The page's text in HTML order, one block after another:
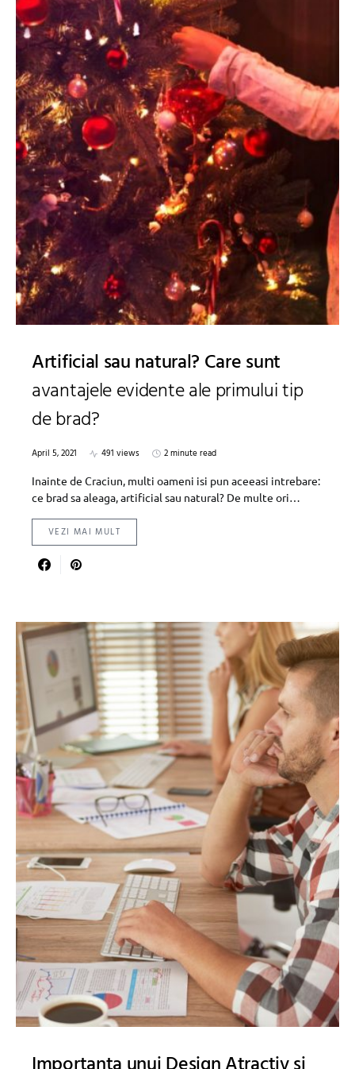
Artificial sau natural? Care sunt
avantajele evidente ale primului tip
de brad?
April 5, 2021 491 views
2 minute read
Inainte de Craciun, multi oameni isi pun aceeasi intrebare:
ce brad sa aleaga, artificial sau natural? De multe ori…
VEZI MAI MULT